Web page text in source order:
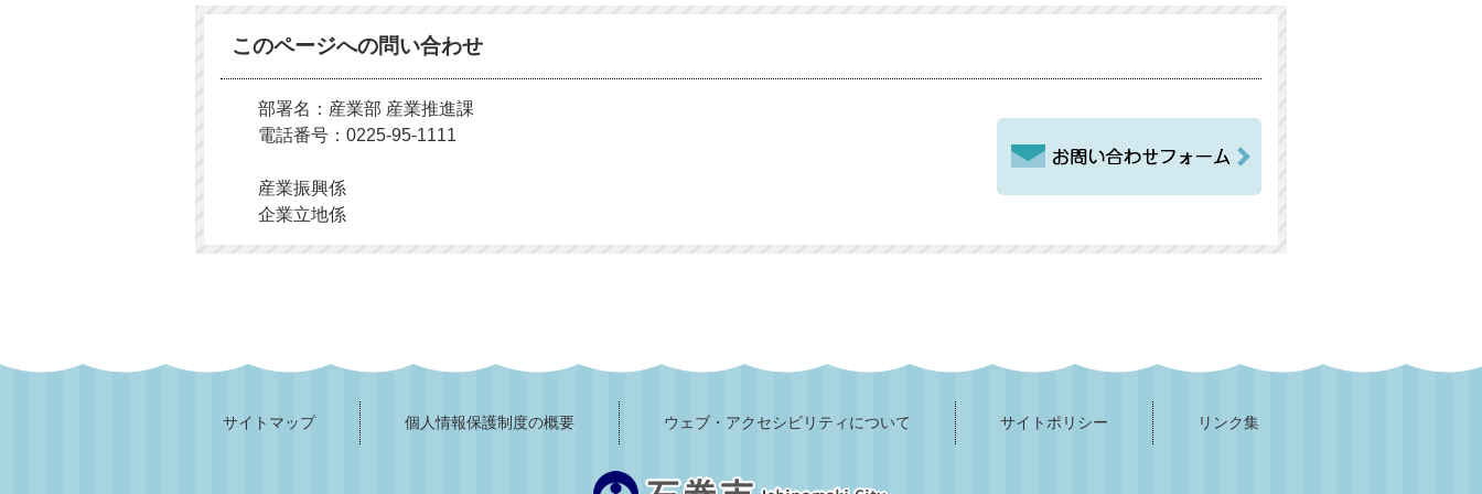
このページへの問い合わせ
部署名：産業部 産業推進課
電話番号：0225-95-1111
産業振興係
企業立地係
サイトマップ 個人情報保護制度の概要 ウェブ・アクセシビリティについて サイトポリシー リンク集